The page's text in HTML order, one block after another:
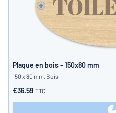
Plaque en bois - 150x80 mm
150 x 80 mm, Bois
€36.59 TTC